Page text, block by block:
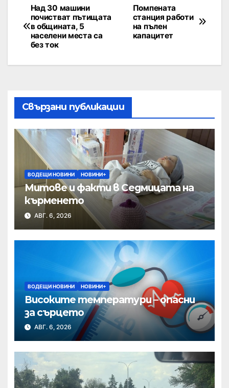
Помпената
станция работи
на пълен
капацитет
Над 30 машини
почистват пътищата
в общината, 5
населени места са
без ток
Свързани публикации
ВОДЕЩИ НОВИНИ НОВИНИ+
Митове и факти в Седмицата на
кърменето
АВГ. 6, 2026
ВОДЕЩИ НОВИНИ НОВИНИ+
Високите температури – опасни
за сърцето
АВГ. 6, 2026